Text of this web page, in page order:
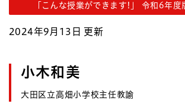
「こんな授業ができます!」 令和6年度
2024年9月13日 更新
小木和美
大田区立高畑小学校主任教諭